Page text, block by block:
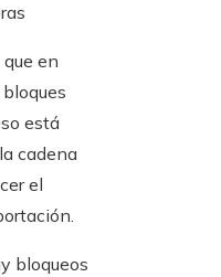
en
está
cadena
el
bloqueos